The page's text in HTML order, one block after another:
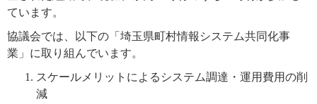
ています。
協議会では、以下の「埼玉県町村情報システム共同化事
業」に取り組んでいます。
スケールメリットによるシステム調達・運用費用の削
減